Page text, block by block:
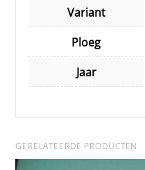
Variant
Ploeg
Jaar
GERELATEERDE PRODUCTEN